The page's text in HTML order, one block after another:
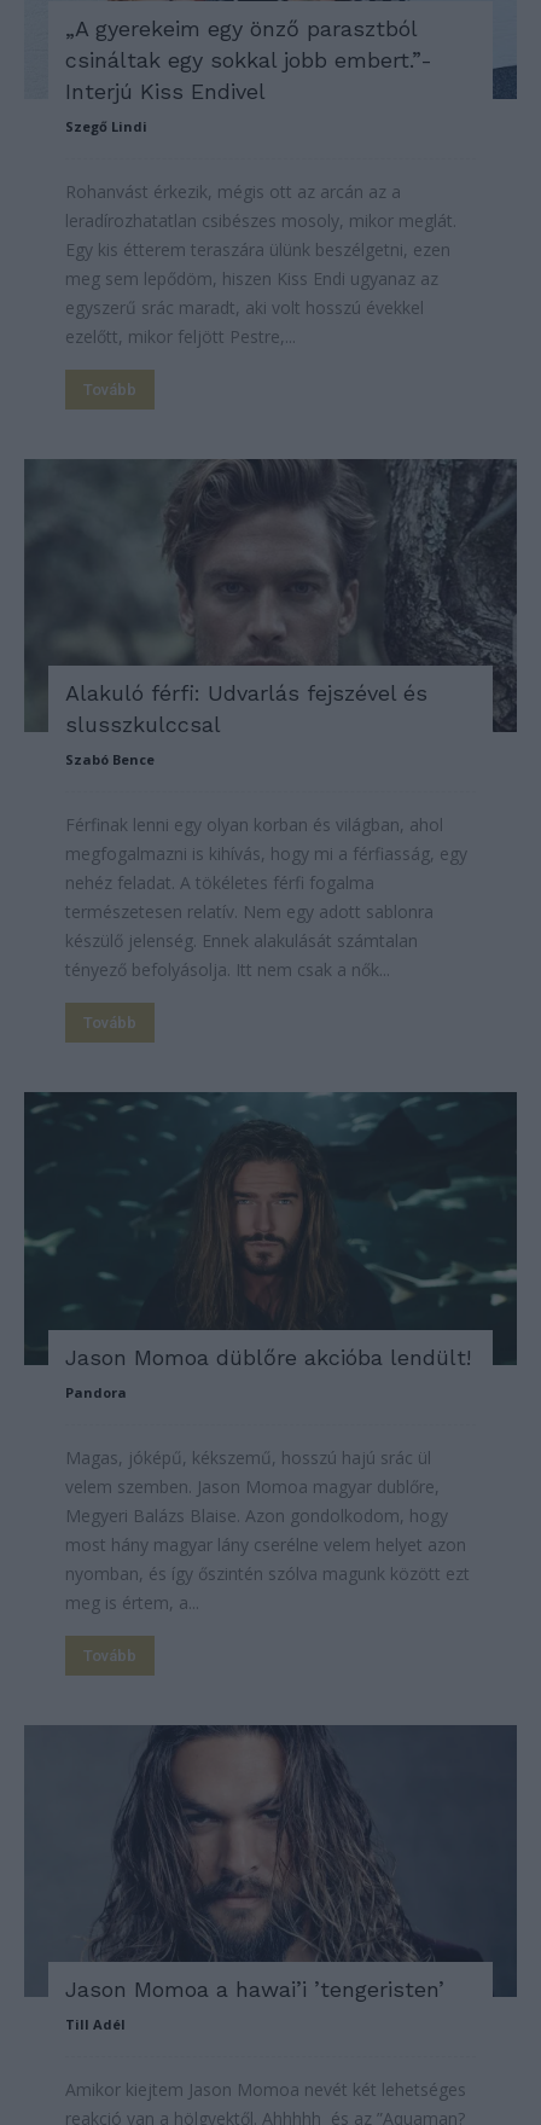
„A gyerekeim egy önző parasztból
csináltak egy sokkal jobb embert.”-
Interjú Kiss Endivel
Szegő Lindi
Rohanvást érkezik, mégis ott az arcán az a
leradírozhatatlan csibészes mosoly, mikor meglát.
Egy kis étterem teraszára ülünk beszélgetni, ezen
meg sem lepődöm, hiszen Kiss Endi ugyanaz az
egyszerű srác maradt, aki volt hosszú évekkel
ezelőtt, mikor feljött Pestre,...
Tovább
Alakuló férfi: Udvarlás fejszével és
slusszkulccsal
Szabó Bence
Férfinak lenni egy olyan korban és világban, ahol
megfogalmazni is kihívás, hogy mi a férfiasság, egy
nehéz feladat. A tökéletes férfi fogalma
természetesen relatív. Nem egy adott sablonra
készülő jelenség. Ennek alakulását számtalan
tényező befolyásolja. Itt nem csak a nők...
Tovább
Jason Momoa düblőre akcióba lendült!
Pandora
Magas, jóképű, kékszemű, hosszú hajú srác ül
velem szemben. Jason Momoa magyar dublőre,
Megyeri Balázs Blaise. Azon gondolkodom, hogy
most hány magyar lány cserélne velem helyet azon
nyomban, és így őszintén szólva magunk között ezt
meg is értem, a...
Tovább
Jason Momoa a hawai’i ’tengeristen’
Till Adél
Amikor kiejtem Jason Momoa nevét két lehetséges
reakció van a hölgyektől. Ahhhhh és az ”Aquaman?